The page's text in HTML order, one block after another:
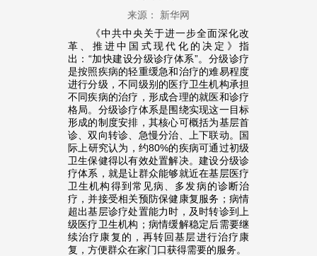
来源： 新华网
《中共中央关于进一步全面深化改
革、推进中国式现代化的决定》指
出：“加快建设分级诊疗体系”。分级诊疗
是按照疾病的轻重缓急和治疗的难易程度
进行分级，不同级别的医疗卫生机构承担
不同疾病的治疗，形成合理的就医和诊疗
格局。分级诊疗体系是围绕实现这一目标
形成的制度安排，其核心可概括为基层首
诊、双向转诊、急慢分治、上下联动。国
际上研究认为，约80%的疾病可通过初级
卫生保健得以有效处置解决。建设分级诊
疗体系，就是让群众能够就近在基层医疗
卫生机构得到常见病、多发病的诊断治
疗，并接受相关预防保健康复服务；病情
超出基层诊疗处置能力时，及时转诊到上
级医疗卫生机构；病情缓解稳定后需要继
续治疗康复的，再转回基层进行治疗康
复，方便群众在家门口获得需要的服务。